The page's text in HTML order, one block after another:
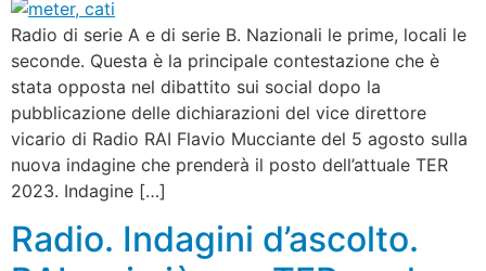
Radio di serie A e di serie B. Nazionali le prime, locali le
seconde. Questa è la principale contestazione che è
stata opposta nel dibattito sui social dopo la
pubblicazione delle dichiarazioni del vice direttore
vicario di Radio RAI Flavio Mucciante del 5 agosto sulla
nuova indagine che prenderà il posto dell’attuale TER
2023. Indagine […]
Radio. Indagini d’ascolto.